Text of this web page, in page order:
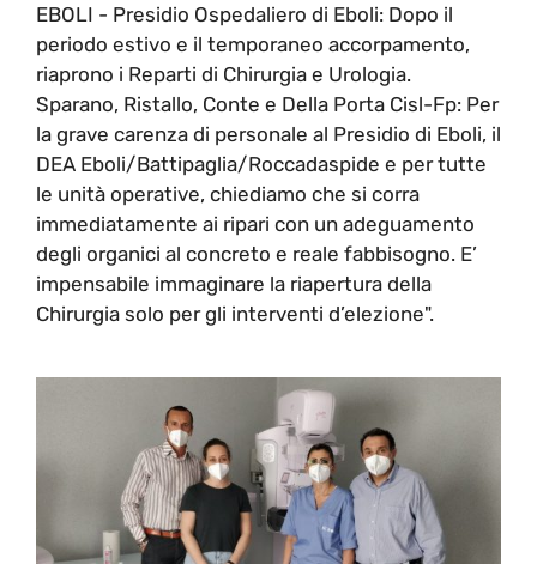
EBOLI - Presidio Ospedaliero di Eboli: Dopo il
periodo estivo e il temporaneo accorpamento,
riaprono i Reparti di Chirurgia e Urologia.
Sparano, Ristallo, Conte e Della Porta Cisl-Fp: Per
la grave carenza di personale al Presidio di Eboli, il
DEA Eboli/Battipaglia/Roccadaspide e per tutte
le unità operative, chiediamo che si corra
immediatamente ai ripari con un adeguamento
degli organici al concreto e reale fabbisogno. E’
impensabile immaginare la riapertura della
Chirurgia solo per gli interventi d’elezione".